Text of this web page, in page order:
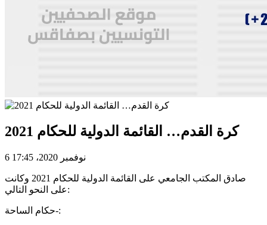
كرة القدم… القائمة الدولية للحكام 2021
6 نوفمبر 2020، 17:45
صادق المكتب الجامعي على القائمة الدولية للحكام 2021 وكانت
على النحو التالي:
حكام الساحة-: